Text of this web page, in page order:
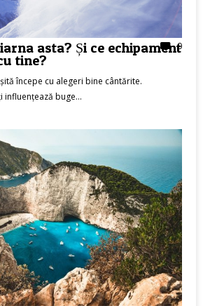
0
asta? Și ce echipament
tine?
începe cu alegeri bine cântărite.
buge...